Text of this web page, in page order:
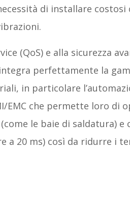
di installare costosi
(QoS) e alla sicurezza
perfettamente la
in particolare
EMC che permette loro di
le baie di saldatura) e
a 20 ms) così da ridurre i